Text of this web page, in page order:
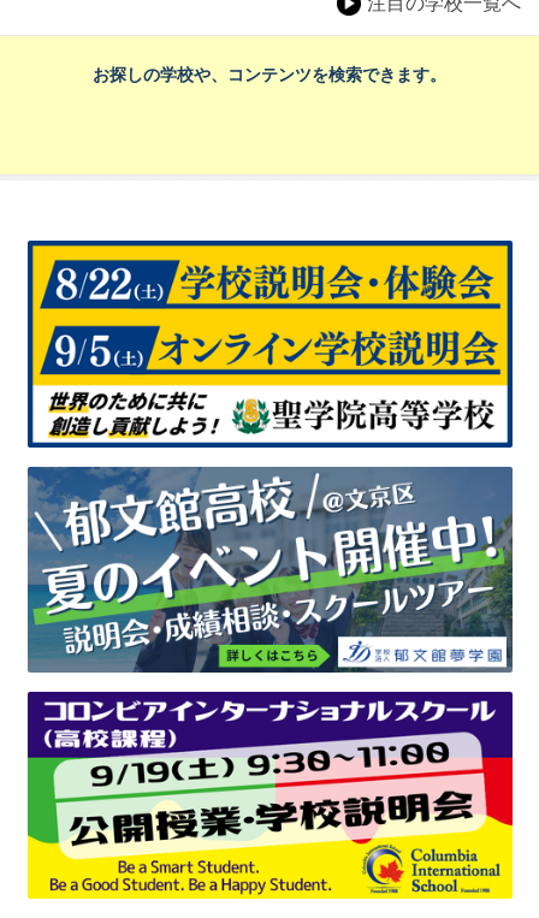
お探しの学校や、コンテンツを検索できます。